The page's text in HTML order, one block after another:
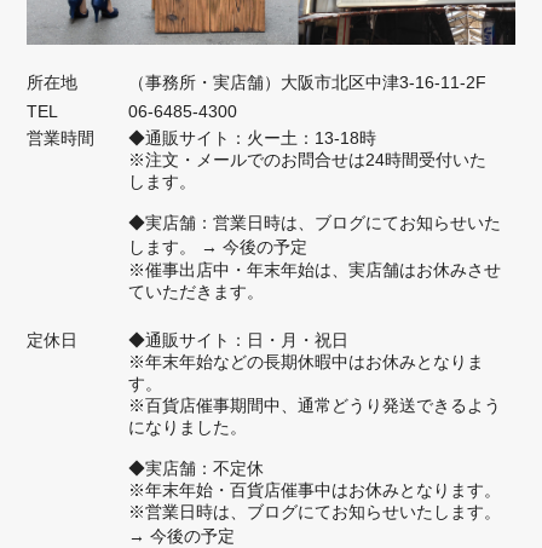
所在地
（事務所・実店舗）大阪市北区中津3-16-11-2F
TEL
06-6485-4300
営業時間
◆通販サイト：火ー土：13-18時
※注文・メールでのお問合せは24時間受付いた
します。
◆実店舗：営業日時は、ブログにてお知らせいた
します。
→ 今後の予定
※催事出店中・年末年始は、実店舗はお休みさせ
ていただきます。
定休日
◆通販サイト：日・月・祝日
※年末年始などの長期休暇中はお休みとなりま
す。
※百貨店催事期間中、通常どうり発送できるよう
になりました。
◆実店舗：不定休
※年末年始・百貨店催事中はお休みとなります。
※営業日時は、ブログにてお知らせいたします。
→ 今後の予定